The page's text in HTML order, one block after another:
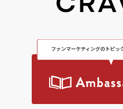
ファンマーケティングのトピッ